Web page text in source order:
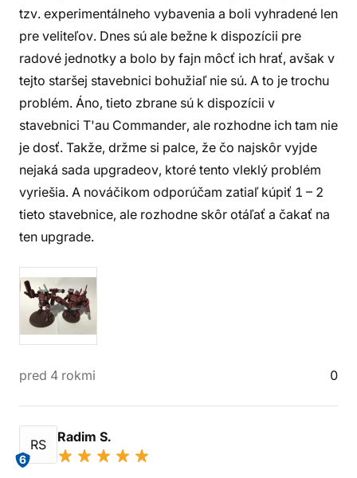
tzv. experimentálneho vybavenia a boli vyhradené len
pre veliteľov. Dnes sú ale bežne k dispozícii pre
radové jednotky a bolo by fajn môcť ich hrať, avšak v
tejto staršej stavebnici bohužiaľ nie sú. A to je trochu
problém. Áno, tieto zbrane sú k dispozícii v
stavebnici T'au Commander, ale rozhodne ich tam nie
je dosť. Takže, držme si palce, že čo najskôr vyjde
nejaká sada upgradeov, ktoré tento vleklý problém
vyriešia. A nováčikom odporúčam zatiaľ kúpiť 1 – 2
tieto stavebnice, ale rozhodne skôr otáľať a čakať na
ten upgrade.
pred 4 rokmi 0
RS
6
Radim S.